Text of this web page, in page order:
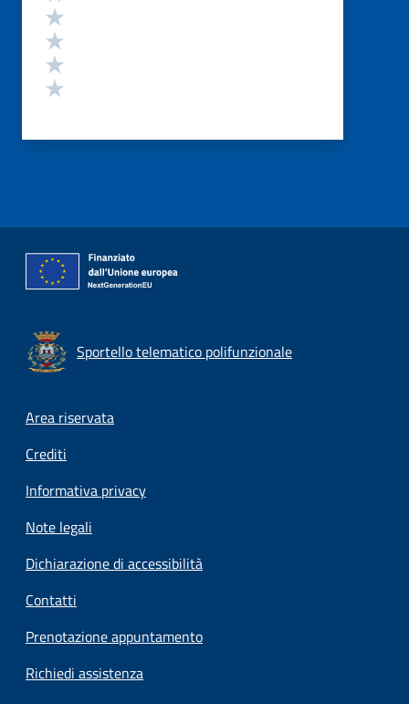
Sportello telematico polifunzionale
Footer menu
Area riservata
Crediti
Informativa privacy
Note legali
Dichiarazione di accessibilità
Contatti
Prenotazione appuntamento
Richiedi assistenza